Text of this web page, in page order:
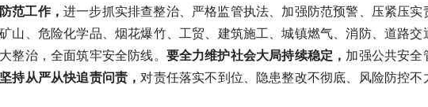
范工作， 进一步抓实排查整治、 严格监管执法 加强防范预警
压紧压实
山、危险化学品、烟花爆竹、工贸、建筑施工、城镇燃气、消防、道路
整治， 全面筑牢安全防线。 要全力维护社会大局持续稳定， 加强公共安全
持从严从快追责问责， 对责任落实不到位、隐患整改不彻底、风险防控不